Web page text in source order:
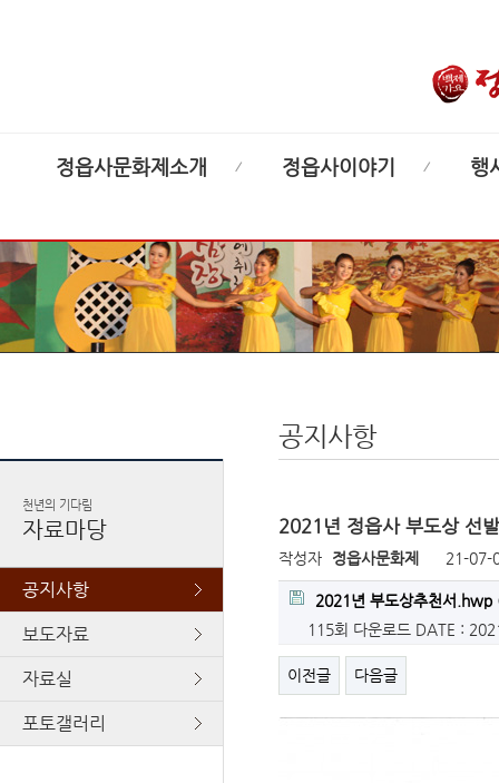
정읍사문화제소개 정읍사이야기 행
천년의 기다림
자료마당
공지사항
보도자료
자료실
포토갤러리
공지사항
2021년 정읍사 부도상 선
작성자 정읍사문화제 21-07-
2021년 부도상추천서.hwp
115회 다운로드 DATE :
이전글 다음글